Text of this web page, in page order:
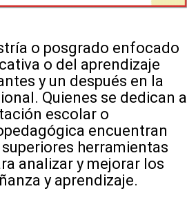
o posgrado enfocado
o del aprendizaje
y un después en la
Quienes se dedican a
escolar o
encuentran
herramientas
analizar y mejorar los
y aprendizaje.